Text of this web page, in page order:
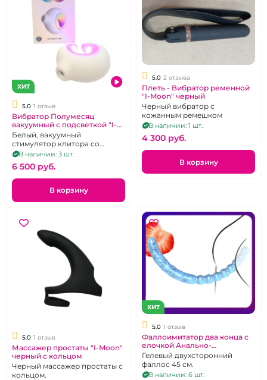
ХИТ
5.0 1 отзыв
Вибратор Полумесяц
вакуумный с подсветкой "I-
Moon"
Белый, вакуумный
стимулятор клитора со
светодиодной подсветкой в
форме полумесяца.
В наличии: 3 шт.
6 500 pуб.
В корзину
5.0 2 отзыва
Плеть - Вибратор ременной
"I-Moon" черный
Черный вибратор с
кожанным ремешком
В наличии: 1 шт.
4 300 pуб.
В корзину
5.0 1 отзыв
Массажер простаты "I-Moon"
черный с кольцом
Черный массажер простаты с
кольцом.
ХИТ
5.0 1 отзыв
Фаллоимитатор два конца с
елочкой Анально-
Вагинальный
Гелевый двухсторонний
фаллос 45 см.
В наличии: 6 шт.